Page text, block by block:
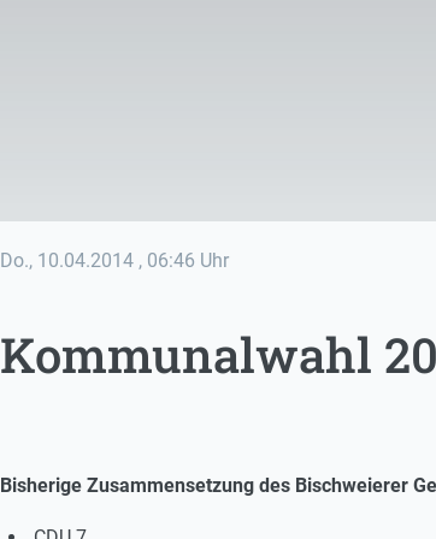
Do., 10.04.2014 , 06:46 Uhr
Kommunalwahl
Bisherige Zusammensetzung des Bischweierer